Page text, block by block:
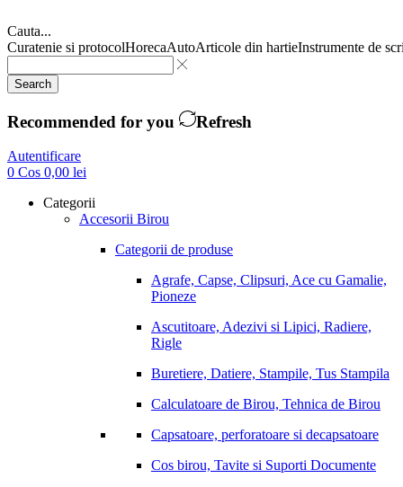
Cauta...
Curatenie si protocolHorecaAutoArticole din hartieInstrumente de
Search
Recommended for you Refresh
Autentificare
0 Cos 0,00 lei
Categorii
Accesorii Birou
Categorii de produse
Agrafe, Capse, Clipsuri, Ace cu Gamalie,
Pioneze
Ascutitoare, Adezivi si Lipici, Radiere,
Rigle
Buretiere, Datiere, Stampile, Tus Stampila
Calculatoare de Birou, Tehnica de Birou
Capsatoare, perforatoare si decapsatoare
Cos birou, Tavite si Suporti Documente